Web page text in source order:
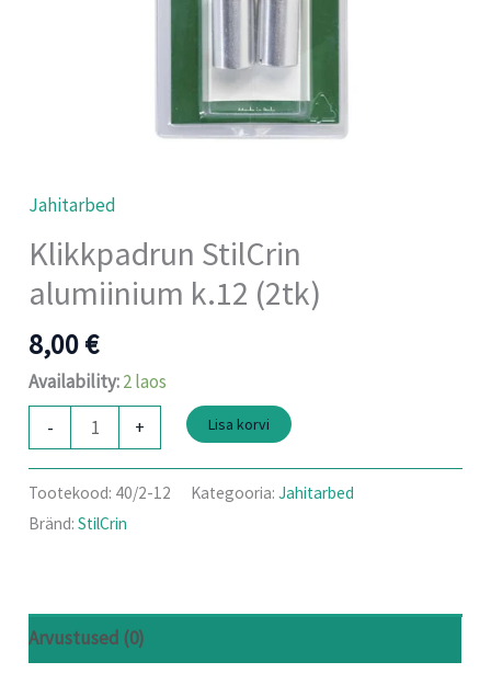
Jahitarbed
Klikkpadrun StilCrin
alumiinium k.12 (2tk)
8,00€
Availability:2 laos
-
+ Lisa korvi
Tootekood: 40/2-12 Kategooria:Jahitarbed
Bränd:StilCrin
Arvustused (0)